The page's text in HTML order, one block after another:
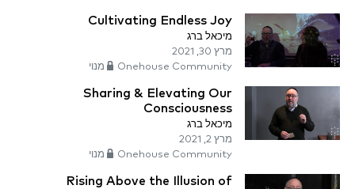
Cultivating Endless Joy
מיכאל ברג
מרץ 30, 2021
Onehouse Community מנוי
Sharing & Elevating Our
Consciousness
מיכאל ברג
מרץ 2, 2021
Onehouse Community מנוי
Rising Above the Illusion of